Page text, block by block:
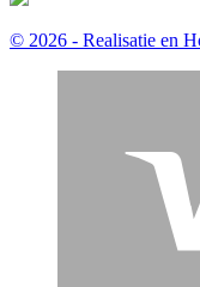
© 2026 - Realisatie en